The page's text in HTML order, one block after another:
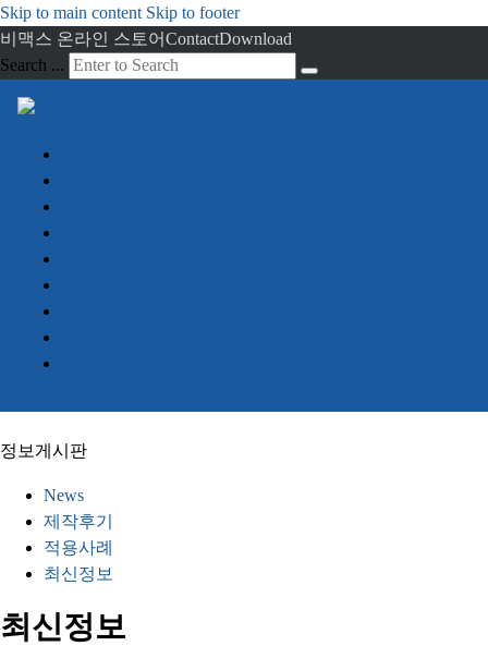
Skip to main content Skip to footer
비맥스 온라인 스토어ContactDownload
Search ...
정보게시판
News
제작후기
적용사례
최신정보
최신정보